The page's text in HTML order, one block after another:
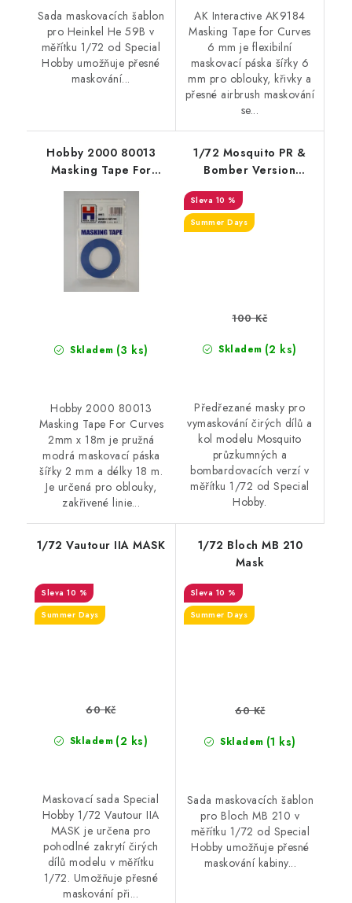
Sada maskovacích šablon
pro Heinkel He 59B v
měřítku 1/72 od Special
Hobby umožňuje přesné
maskování...
AK Interactive AK9184
Masking Tape for Curves
6 mm je flexibilní
maskovací páska šířky 6
mm pro oblouky, křivky a
přesné airbrush maskování
se...
Hobby 2000 80013
Masking Tape For
Curves 2mm x 18m
Skladem (3 ks)
Hobby 2000 80013
Masking Tape For Curves
2mm x 18m je pružná
modrá maskovací páska
šířky 2 mm a délky 18 m.
Je určená pro oblouky,
zakřivené linie...
1/72 Mosquito PR &
Bomber Version
Canopy Mask
10 %
Summer Days
Skladem (2 ks)
100 Kč
Předřezané masky pro
vymaskování čirých dílů a
kol modelu Mosquito
průzkumných a
bombardovacích verzí v
měřítku 1/72 od Special
Hobby.
1/72 Vautour IIA MASK
10 %
Summer Days
Skladem (2 ks)
60 Kč
Maskovací sada Special
Hobby 1/72 Vautour IIA
MASK je určena pro
pohodlné zakrytí čirých
dílů modelu v měřítku
1/72. Umožňuje přesné
maskování při...
1/72 Bloch MB 210
Mask
10 %
Summer Days
Skladem (1 ks)
60 Kč
Sada maskovacích šablon
pro Bloch MB 210 v
měřítku 1/72 od Special
Hobby umožňuje přesné
maskování kabiny...